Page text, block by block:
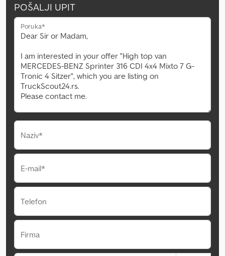
POŠALJI UPIT
Poruka*
Naziv*
E-mail*
Telefon
Firma